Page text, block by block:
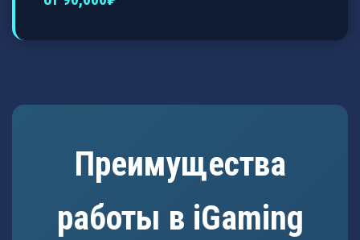
Преимущества
работы в iGaming